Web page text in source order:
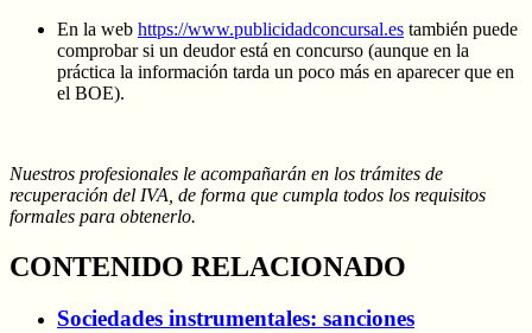
En la web https://www.publicidadconcursal.es también puede
comprobar si un deudor está en concurso (aunque en la
práctica la información tarda un poco más en aparecer que en
el BOE).
Nuestros profesionales le acompañarán en los trámites de
recuperación del IVA, de forma que cumpla todos los requisitos
formales para obtenerlo.
CONTENIDO RELACIONADO
Sociedades instrumentales: sanciones